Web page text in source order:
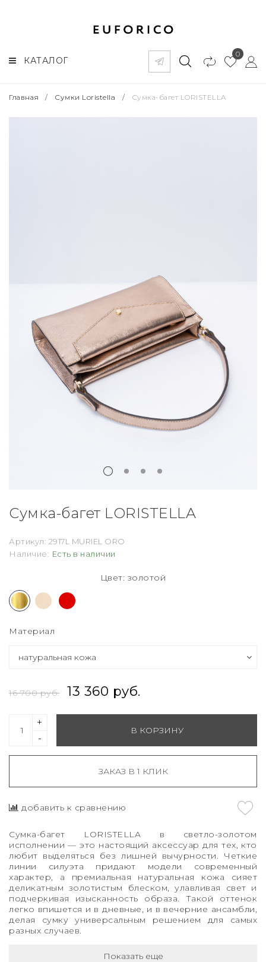
КАТАЛОГ
0
Главная / Сумки Loristella / Сумка-багет LORISTELLA
Сумка-багет LORISTELLA
Артикул: 2917L MURIEL ORO
Наличие: Есть в наличии
Цвет: золотой
Материал
16 700 руб. 13 360 руб.
-
+
В КОРЗИНУ
ЗАКАЗ В 1 КЛИК
добавить к сравнению
Сумка-багет LORISTELLA в светло-золотом
исполнении — это настоящий аксессуар для тех, кто
любит выделяться без лишней вычурности. Четкие
линии силуэта придают модели современный
характер, а премиальная натуральная кожа сияет
деликатным золотистым блеском, улавливая свет и
подчеркивая изысканность образа. Такой оттенок
легко впишется и в дневные, и в вечерние ансамбли,
делая сумку универсальным решением для самых
разных случаев.
Показать еще